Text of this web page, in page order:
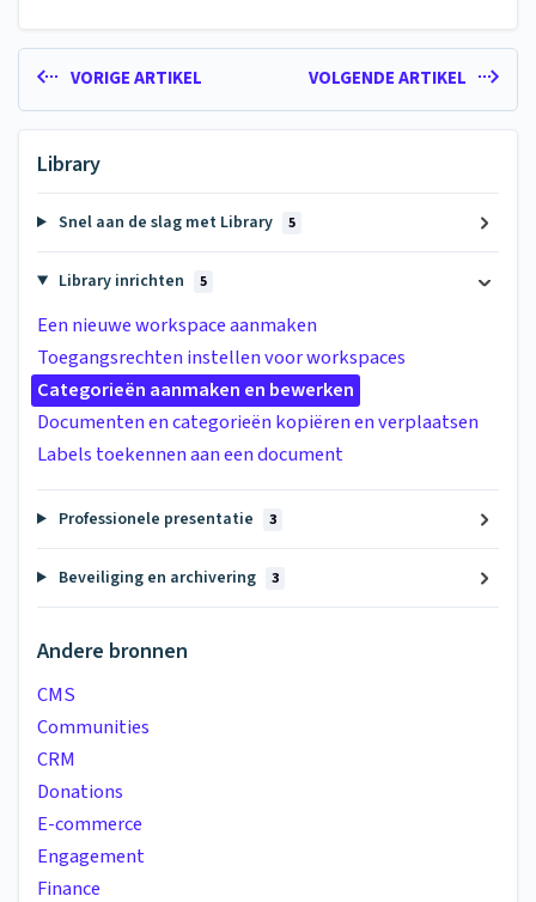
VORIGE ARTIKEL VOLGENDE ARTIKEL
Library
Snel aan de slag met Library 5
Library inrichten 5
Een nieuwe workspace aanmaken
Toegangsrechten instellen voor workspaces
Categorieën aanmaken en bewerken
Documenten en categorieën kopiëren en verplaatsen
Labels toekennen aan een document
Professionele presentatie 3
Beveiliging en archivering 3
Andere bronnen
CMS
Communities
CRM
Donations
E-commerce
Engagement
Finance